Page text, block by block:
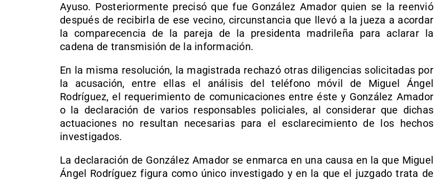
Ayuso. Posteriormente precisó que fue González Amador quien se la reenvió
después de recibirla de ese vecino, circunstancia que llevó a la jueza a acordar
la comparecencia de la pareja de la presidenta madrileña para aclarar la
cadena de transmisión de la información.
En la misma resolución, la magistrada rechazó otras diligencias solicitadas por
la acusación, entre ellas el análisis del teléfono móvil de Miguel Ángel
Rodríguez, el requerimiento de comunicaciones entre éste y González Amador
o la declaración de varios responsables policiales, al considerar que dichas
actuaciones no resultan necesarias para el esclarecimiento de los hechos
investigados.
La declaración de González Amador se enmarca en una causa en la que Miguel
Ángel Rodríguez figura como único investigado y en la que el juzgado trata de